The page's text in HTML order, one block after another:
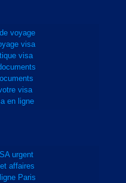
voyage
visa
visa
visa
en ligne
urgent
affaires
Paris